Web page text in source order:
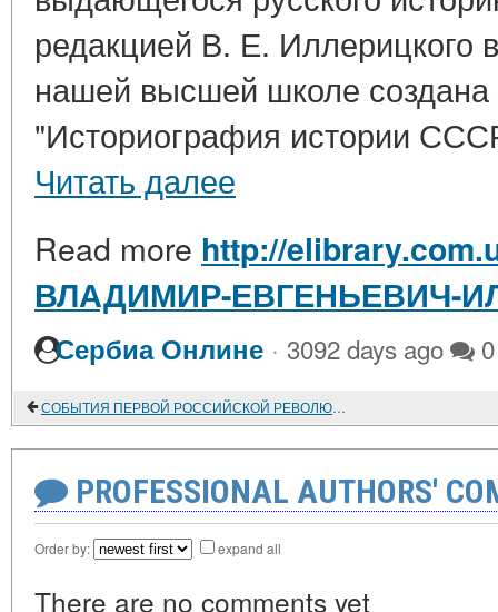
редакцией В. Е. Иллерицкого
нашей высшей школе создана
"Историография истории
Читать далее
Read more http://
ВЛАДИМИР-ЕВГЕНЬЕВИЧ-
Сербиа Онлине · 3092 days ago 0
СОБЫТИЯ ПЕРВОЙ РОССИЙСКОЙ РЕВОЛЮЦИИ В ВОЛЬСКЕ
PROFESSIONAL AUTHORS'
Order by: expand all
There are no comments yet